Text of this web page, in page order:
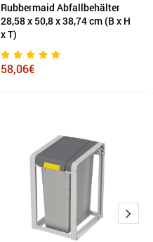
Rubbermaid Abfallbehälter
28,58 x 50,8 x 38,74 cm (B x H
x T)
58,06€